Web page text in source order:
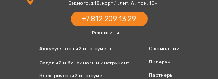
Аккумуляторный инструмент
Садовый и бензиновый инструмент
Электрический инструмент
Дилерам
О компании
+7 812 209 13 29
Бедного, д.18, корп.1 , лит. А , пом. 10-Н
Партнеры
Реквизиты